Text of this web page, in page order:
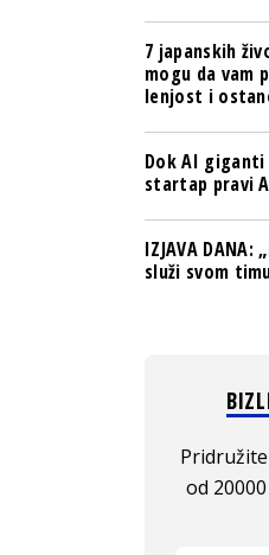
7 japanskih
mogu da vam
lenjost i
Dok AI giganti
startap pravi
IZJAVA
služi svom
od